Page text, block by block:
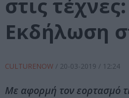
στις τέχνες:
Εκδήλωση
CULTURENOW / 20-03-2019 / 12:24
Mε αφορμή τον εορτασμό